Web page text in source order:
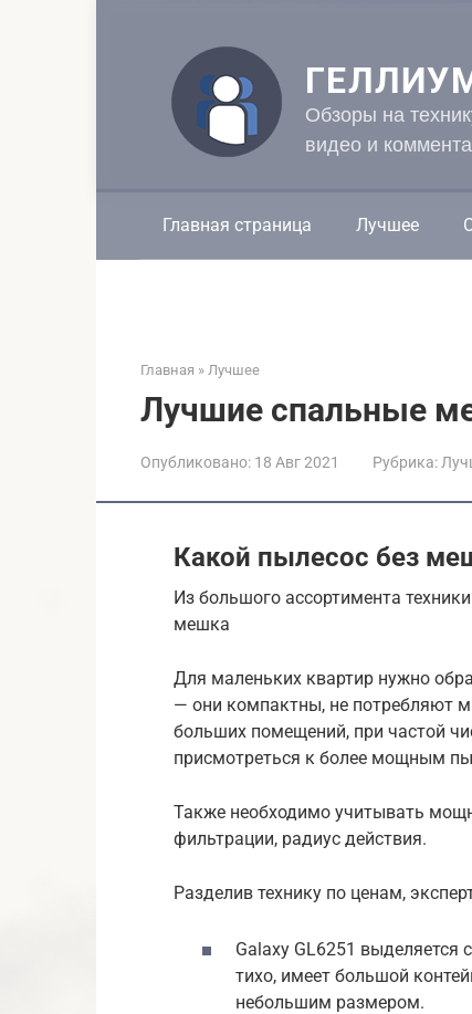
Обзоры на
видео и
Главная страница Лучшее
Главная » Лучшее
Лучшие спальные
Опубликовано: 18 Авг 2021 Рубрика:
Какой пылесос без
Из большого ассортимента
мешка
Для маленьких квартир нужно
— они компактны, не потребляют
больших помещений, при частой
присмотреться к более мощным
Также необходимо учитывать
фильтрации, радиус действия.
Разделив технику по ценам,
Galaxy GL6251 выделяется
тихо, имеет большой
небольшим размером.